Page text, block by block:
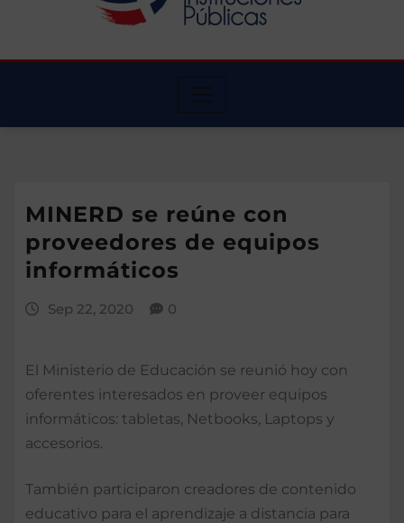
MINERD se reúne con
proveedores de equipos
informáticos
Sep 22, 2020 0
El Ministerio de Educación se reunió hoy con
oferentes interesados en proveer equipos
informáticos: tabletas, Netbooks, Laptops y
accesorios.
También participaron creadores de contenido
educativo para el aprendizaje a distancia para